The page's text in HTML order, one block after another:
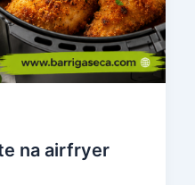
na airfryer